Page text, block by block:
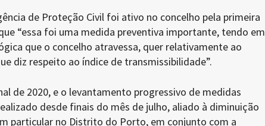
de Proteção Civil foi ativo no concelho pela primeira
“essa foi uma medida preventiva importante, tendo em
que o concelho atravessa, quer relativamente ao
diz respeito ao índice de transmissibilidade”.
de 2020, e o levantamento progressivo de medidas
desde finais do mês de julho, aliado à diminuição
particular no Distrito do Porto, em conjunto com a